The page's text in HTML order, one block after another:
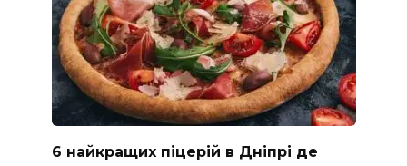
6 найкращих піцерій в Дніпрі де